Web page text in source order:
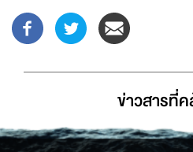
ข่าวสารที่่